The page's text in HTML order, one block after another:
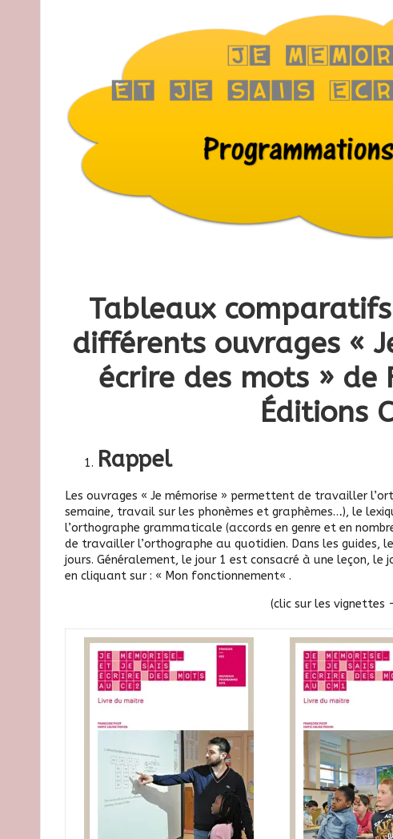
Tableaux
différents ouvrages «
écrire des mots » de
Éditions
Rappel
Les ouvrages « Je mémorise » permettent de travailler
semaine, travail sur les phonèmes et graphèmes…), le
l’orthographe grammaticale (accords en genre et en
de travailler l’orthographe au quotidien. Dans les guides,
jours. Généralement, le jour 1 est consacré à une leçon,
en cliquant sur : « Mon fonctionnement« .
(clic sur les vignettes